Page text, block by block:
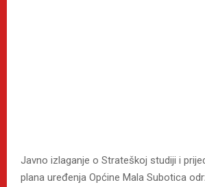
Javno izlaganje o Strateškoj studiji i
plana uređenja Općine Mala Subotica